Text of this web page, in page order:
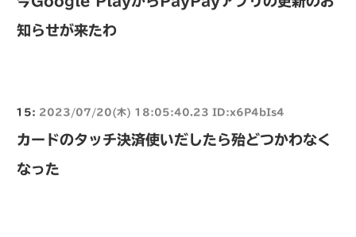
知らせが来たわ
15: 2023/07/20(木) 18:05:40.23 ID:x6P4bIs4
カードのタッチ決済使いだしたら殆どつかわなく
なった